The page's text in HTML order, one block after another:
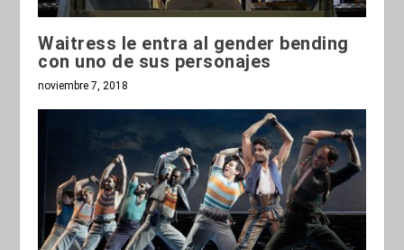
Waitress le entra al gender bending
con uno de sus personajes
noviembre 7, 2018